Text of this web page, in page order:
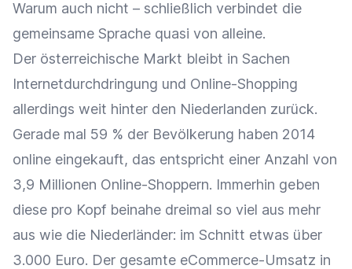
Warum auch nicht – schließlich verbindet die
gemeinsame Sprache quasi von alleine.
Der österreichische Markt bleibt in Sachen
Internetdurchdringung und Online-Shopping
allerdings weit hinter den Niederlanden zurück.
Gerade mal 59 % der Bevölkerung haben 2014
online eingekauft, das entspricht einer Anzahl von
3,9 Millionen Online-Shoppern. Immerhin geben
diese pro Kopf beinahe dreimal so viel aus mehr
aus wie die Niederländer: im Schnitt etwas über
3.000 Euro. Der gesamte eCommerce-Umsatz in